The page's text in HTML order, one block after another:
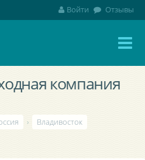
компания
›
Владивосток
Войти Отзывы